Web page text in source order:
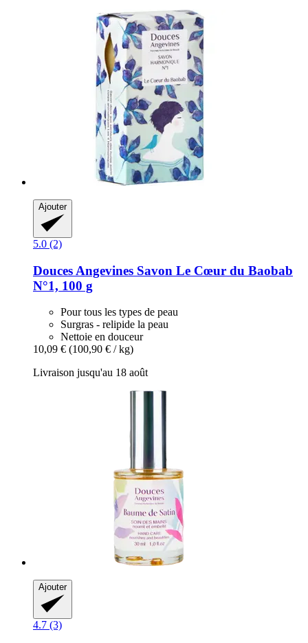
Ajouter
5.0 (2)
Douces Angevines Savon Le Cœur du Baobab
N°1, 100 g
Pour tous les types de peau
Surgras - relipide la peau
Nettoie en douceur
10,09 € (100,90 € / kg)
Livraison jusqu'au 18 août
Ajouter
4.7 (3)